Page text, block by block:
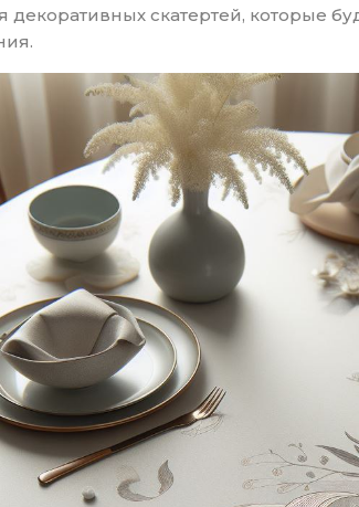
декоративных скатертей, которые